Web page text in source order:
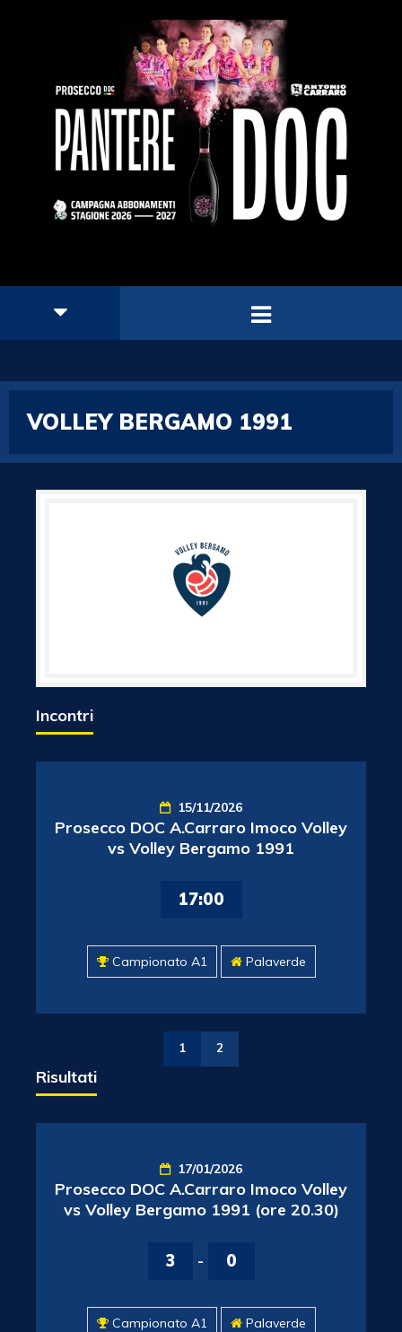
VOLLEY BERGAMO 1991
Incontri
15/11/2026
Prosecco DOC A.Carraro Imoco Volley
vs Volley Bergamo 1991
17:00
Campionato A1 Palaverde
1 2
Risultati
17/01/2026
Prosecco DOC A.Carraro Imoco Volley
vs Volley Bergamo 1991 (ore 20.30)
3 - 0
Campionato A1 Palaverde